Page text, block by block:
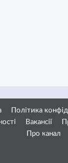
Політика
Вакансії
Про канал